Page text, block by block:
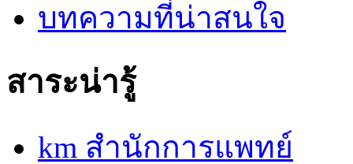
บทความที่น่าสนใจ
สาระน่ารู้
km สำนักการแพทย์